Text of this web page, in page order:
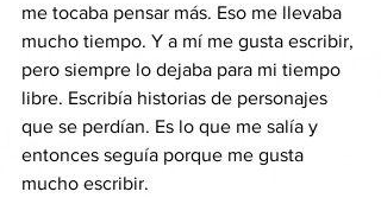
me tocaba pensar más. Eso me llevaba
mucho tiempo. Y a mí me gusta escribir,
pero siempre lo dejaba para mi tiempo
libre. Escribía historias de personajes
que se perdían. Es lo que me salía y
entonces seguía porque me gusta
mucho escribir.